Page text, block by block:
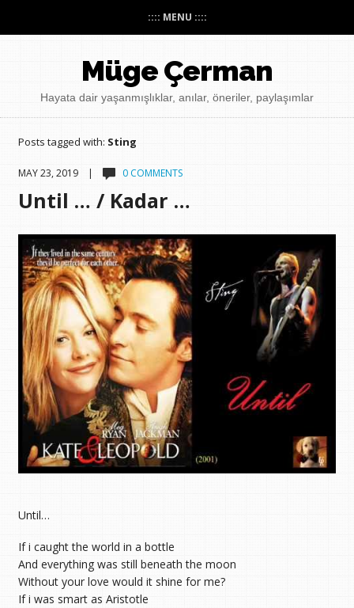
:::: MENU ::::
Müge Çerman
Hayata dair yaşanmışlıklar, anılar, öneriler, paylaşımlar
Posts tagged with: Sting
MAY 23, 2019 | 0 COMMENTS
Until … / Kadar …
Until…
If i caught the world in a bottle
And everything was still beneath the moon
Without your love would it shine for me?
If i was smart as Aristotle